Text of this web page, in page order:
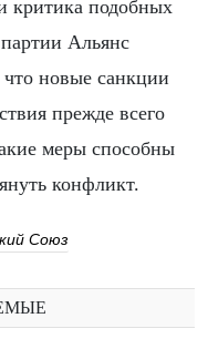
критика подобных
Альянс
новые санкции
прежде всего
меры способны
конфликт.
Союз